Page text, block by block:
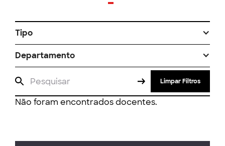
Tipo
Departamento
Limpar Filtros
Não foram encontrados docentes.